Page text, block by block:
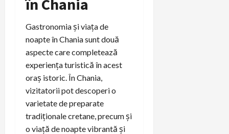
în Chania
Gastronomia și viața de
noapte în Chania sunt două
aspecte care completează
experiența turistică în acest
oraș istoric. În Chania,
vizitatorii pot descoperi o
varietate de preparate
tradiționale cretane, precum și
o viață de noapte vibrantă și